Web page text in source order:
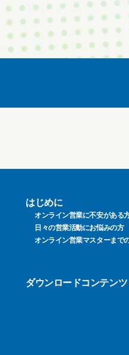
はじめに
オンライン営業に不安がある
日々の営業活動にお悩みの方
オンライン営業マスターまで
ダウンロードコンテンツ